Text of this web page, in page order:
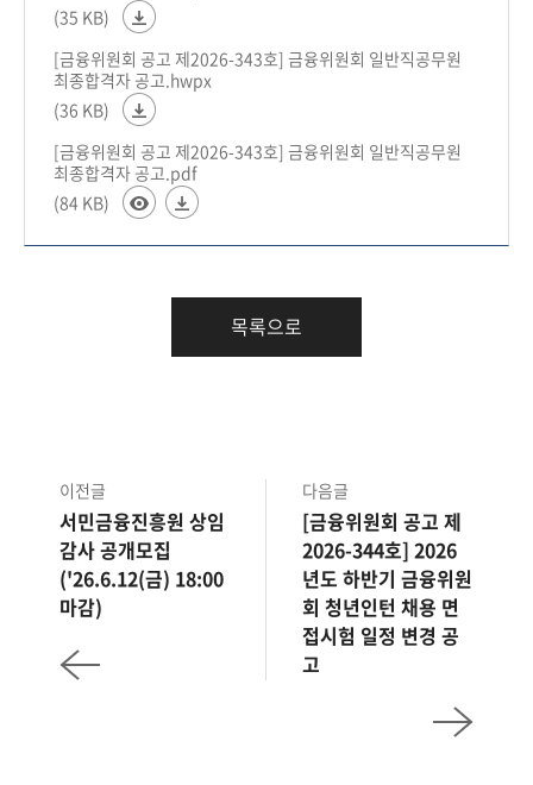
(35 KB)
[금융위원회 공고 제2026-343호] 금융위원회 일반직공무원
최종합격자 공고.hwpx
(36 KB)
[금융위원회 공고 제2026-343호] 금융위원회 일반직공무원
최종합격자 공고.pdf
(84 KB)
목록으로
이전글
서민금융진흥원 상임
감사 공개모집
('26.6.12(금) 18:00
마감)
다음글
[금융위원회 공고 제
2026-344호] 2026
년도 하반기 금융위원
회 청년인턴 채용 면
접시험 일정 변경 공
고